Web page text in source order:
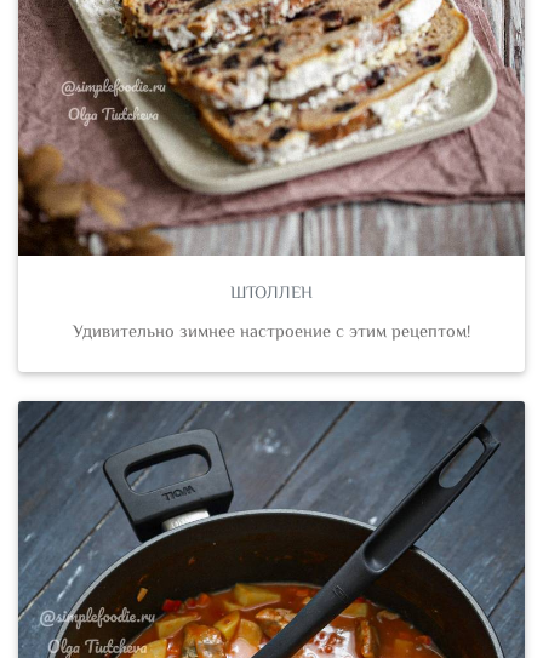
ШТОЛЛЕН
Удивительно зимнее настроение с этим рецептом!